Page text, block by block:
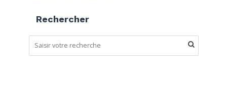
Rechercher